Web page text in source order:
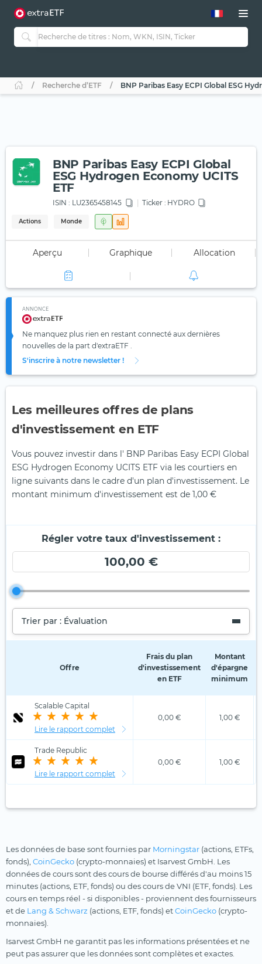
Recherche d’ETF BNP Paribas Easy ECPI Global ESG
BNP Paribas Easy ECPI Global
ESG Hydrogen Economy UCITS
ETF
ISIN : LU2365458145 Ticker : HYDRO
Actions Monde
Aperçu Graphique Allocation
ANNONCE
Ne manquez plus rien en restant connecté aux dernières
nouvelles de la part d'extraETF .
S'inscrire à notre newsletter !
Les meilleures offres de plans
d'investissement en ETF
Vous pouvez investir dans l' BNP Paribas Easy ECPI Global
ESG Hydrogen Economy UCITS ETF via les courtiers en
ligne suivants dans le cadre d'un plan d'investissement. Le
montant minimum d'investissement est de 1,00 €
Régler votre taux d'investissement :
100,00 €
Trier par : Évaluation
Offre
Frais du plan
d'investissement
en ETF
Montant
d'épargne
minimum
Scalable Capital
Lire le rapport complet
0,00 € 1,00 €
Trade Republic
Lire le rapport complet
0,00 € 1,00 €
Les données de base sont fournies par Morningstar (actions, ETFs,
fonds), CoinGecko (crypto-monnaies) et Isarvest GmbH. Les
données de cours sont des cours de bourse différés d'au moins 15
minutes (actions, ETF, fonds) ou des cours de VNI (ETF, fonds). Les
cours en temps réel - si disponibles - proviennent des fournisseurs
et de Lang & Schwarz (actions, ETF, fonds) etCoinGecko (crypto-
monnaies).
Isarvest GmbH ne garantit pas les informations présentées et ne
peut pas assurer que les données sont complètes et exactes.